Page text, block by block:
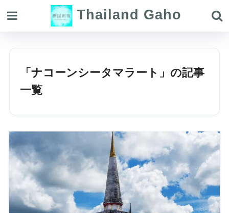
Thailand Gaho
「ナコーンシータマラート」の記事
一覧